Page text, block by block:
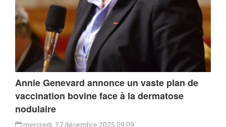
Annie Genevard annonce un vaste plan de
vaccination bovine face à la dermatose
nodulaire
mercredi, 17 décembre 2025 09:09